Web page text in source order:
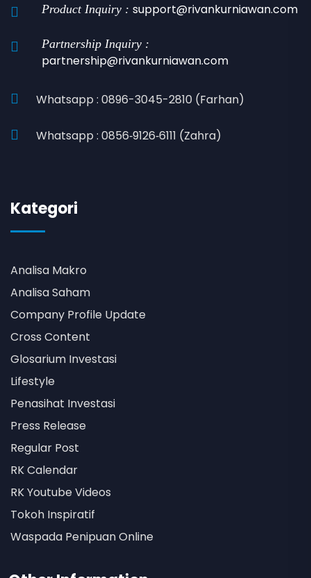
Product Inquiry : support@rivankurniawan.com
Partnership Inquiry :
partnership@rivankurniawan.com
Whatsapp : 0896-3045-2810 (Farhan)
Whatsapp : 0856‑9126‑6111 (Zahra)
Kategori
Analisa Makro
Analisa Saham
Company Profile Update
Cross Content
Glosarium Investasi
Lifestyle
Penasihat Investasi
Press Release
Regular Post
RK Calendar
RK Youtube Videos
Tokoh Inspiratif
Waspada Penipuan Online